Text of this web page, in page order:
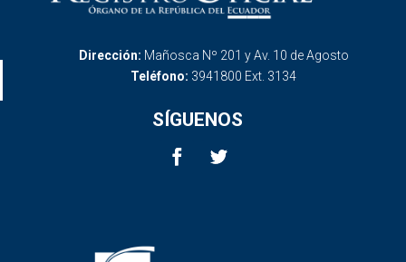
Dirección: Mañosca Nº 201 y Av. 10 de Agosto
Teléfono: 3941800 Ext. 3134
SÍGUENOS